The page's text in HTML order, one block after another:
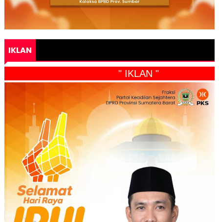
IKLAN
" IKLAN "